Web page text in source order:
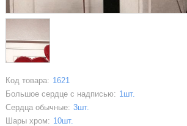
Код товара: 1621
Большое сердце с надписью: 1шт.
Сердца обычные: 3шт.
Шары хром: 10шт.